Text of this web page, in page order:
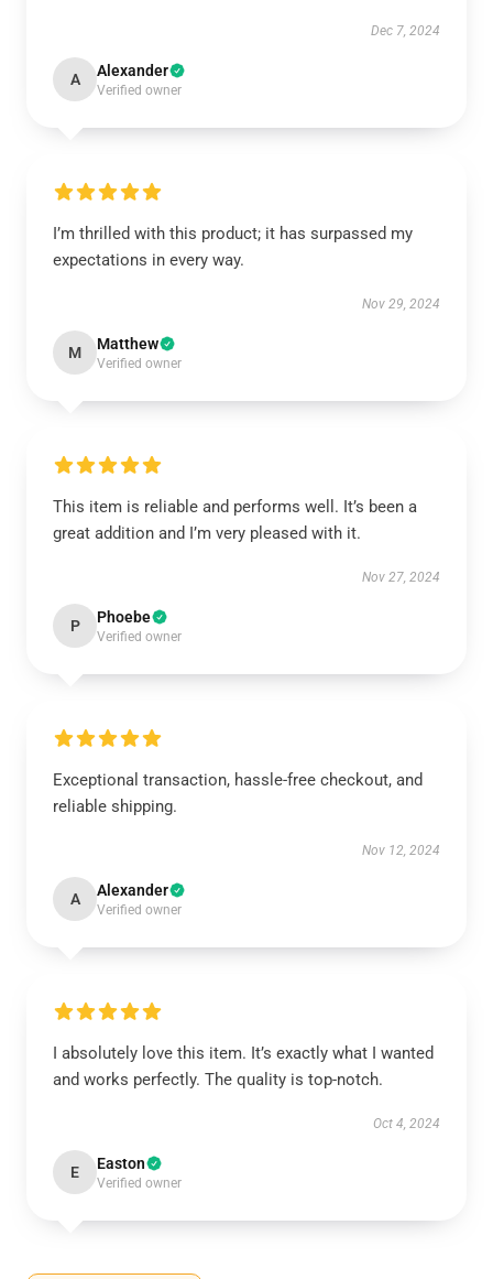
Dec 7, 2024
A Alexander
Verified owner
I’m thrilled with this product; it has surpassed my
expectations in every way.
Nov 29, 2024
M Matthew
Verified owner
This item is reliable and performs well. It’s been a
great addition and I’m very pleased with it.
Nov 27, 2024
P Phoebe
Verified owner
Exceptional transaction, hassle-free checkout, and
reliable shipping.
Nov 12, 2024
A Alexander
Verified owner
I absolutely love this item. It’s exactly what I wanted
and works perfectly. The quality is top-notch.
Oct 4, 2024
E Easton
Verified owner